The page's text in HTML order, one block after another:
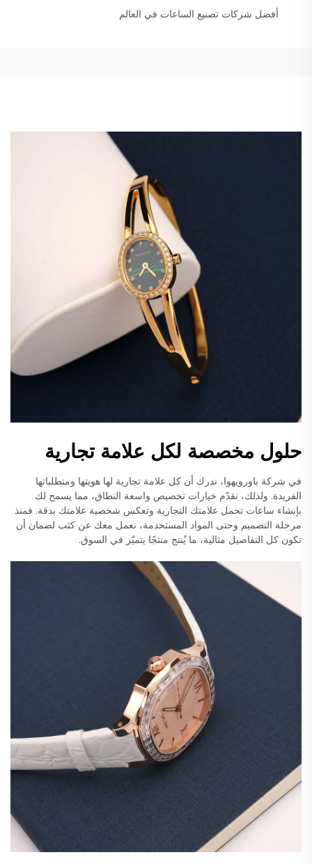
أفضل شركات تصنيع الساعات في العالم
حلول مخصصة لكل علامة تجارية
في شركة باورويهوا، ندرك أن كل علامة تجارية لها هويتها ومتطلباتها
الفريدة. ولذلك، نقدّم خيارات تخصيص واسعة النطاق، مما يسمح لك
بإنشاء ساعات تحمل علامتك التجارية وتعكس شخصية علامتك بدقة. فمنذ
مرحلة التصميم وحتى المواد المستخدمة، نعمل معك عن كثب لضمان أن
تكون كل التفاصيل مثالية، ما يُنتج منتجًا يتميّز في السوق.